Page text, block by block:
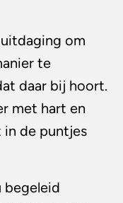
om
te
daar bij hoort.
met hart en
de puntjes
begeleid